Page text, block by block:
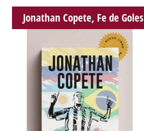
Jonathan Copete, Fe de Goles